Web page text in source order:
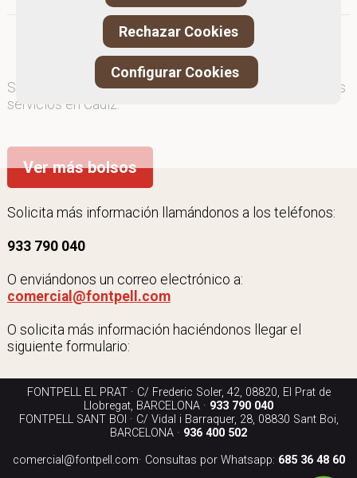
Somos especialistas en Bolsos, y ofrecemos nuestros
servicios en Cádiz.
Ver más bolsos
Solicita más información llamándonos a los teléfonos:
933 790 040
O enviándonos un correo electrónico a:
comercial@fontpell.com
O solicita más información haciéndonos llegar el
siguiente formulario:
FONTPELL EL PRAT · C/ Frederic Soler, 42, 08820, El Prat de
Llobregat, BARCELONA · 933 790 040
FONTPELL SANT BOI · C/ Vidal i Barraquer, 28, 08830 Sant Boi,
BARCELONA · 936 400 502
comercial@fontpell.com· Consultas por Whatsapp: 685 36 48 60
Rechazar Cookies
Configurar Cookies